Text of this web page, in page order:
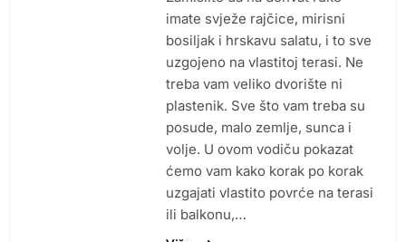
imate svježe rajčice, mirisni
bosiljak i hrskavu salatu, i to sve
uzgojeno na vlastitoj terasi. Ne
treba vam veliko dvorište ni
plastenik. Sve što vam treba su
posude, malo zemlje, sunca i
volje. U ovom vodiču pokazat
ćemo vam kako korak po korak
uzgajati vlastito povrće na terasi
ili balkonu,…